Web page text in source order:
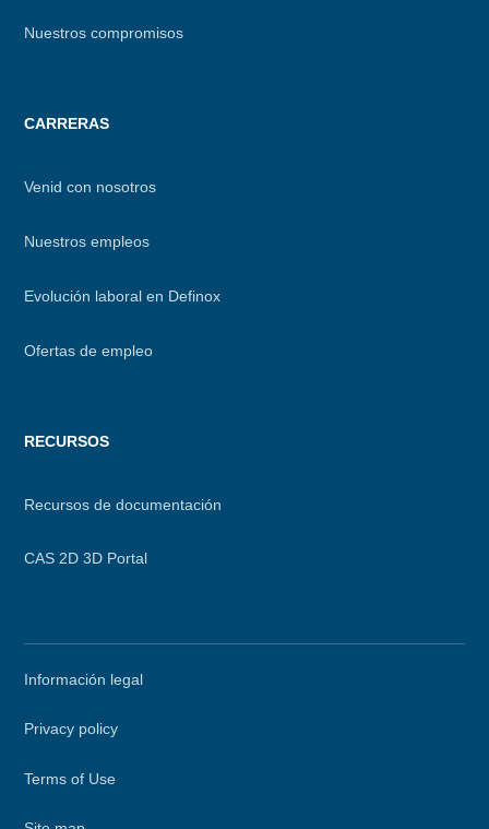
Nuestros compromisos
CARRERAS
Venid con nosotros
Nuestros empleos
Evolución laboral en Definox
Ofertas de empleo
RECURSOS
Recursos de documentación
CAS 2D 3D Portal
Información legal
Privacy policy
Terms of Use